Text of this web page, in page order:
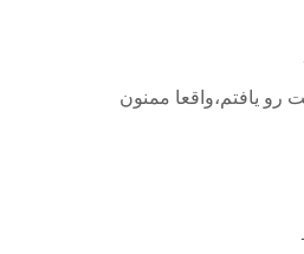
رو یافتم،واقعا ممنون